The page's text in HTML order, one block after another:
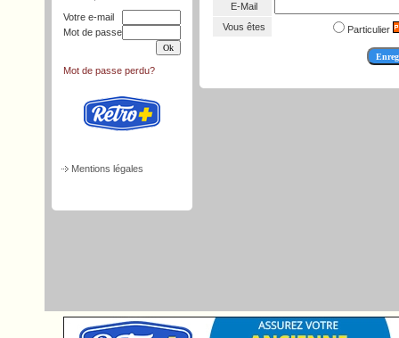
Votre e-mail
Mot de passe
Mot de passe perdu?
Mentions légales
E-Mail
Vous êtes
Particulier